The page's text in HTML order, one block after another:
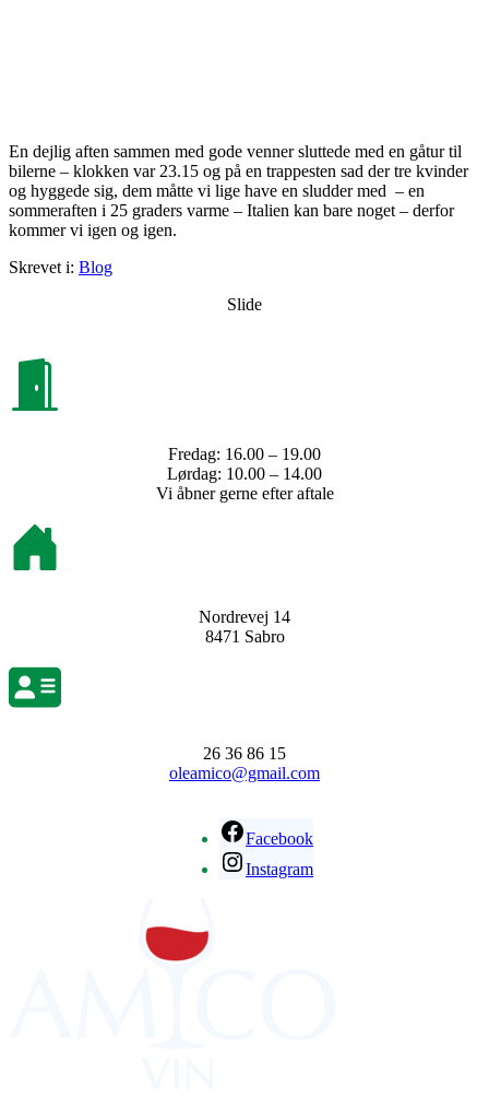
En dejlig aften sammen med gode venner sluttede med en gåtur til
bilerne – klokken var 23.15 og på en trappesten sad der tre kvinder
og hyggede sig, dem måtte vi lige have en sludder med – en
sommeraften i 25 graders varme – Italien kan bare noget – derfor
kommer vi igen og igen.
Skrevet i: Blog
Slide
Fredag: 16.00 – 19.00
Lørdag: 10.00 – 14.00
Vi åbner gerne efter aftale
Nordrevej 14
8471 Sabro
26 36 86 15
oleamico@gmail.com
Facebook
Instagram